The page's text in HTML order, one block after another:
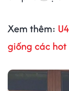
Xem thêm:
giống các